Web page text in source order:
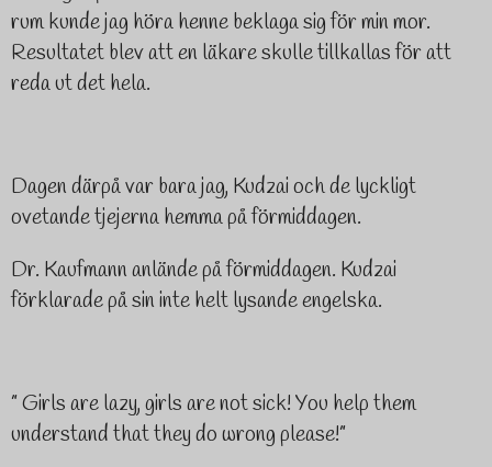
rum kunde jag höra henne beklaga sig för min mor.
Resultatet blev att en läkare skulle tillkallas för att
reda ut det hela.
Dagen därpå var bara jag, Kudzai och de lyckligt
ovetande tjejerna hemma på förmiddagen.
Dr. Kaufmann anlände på förmiddagen. Kudzai
förklarade på sin inte helt lysande engelska.
” Girls are lazy, girls are not sick! You help them
understand that they do wrong please!”